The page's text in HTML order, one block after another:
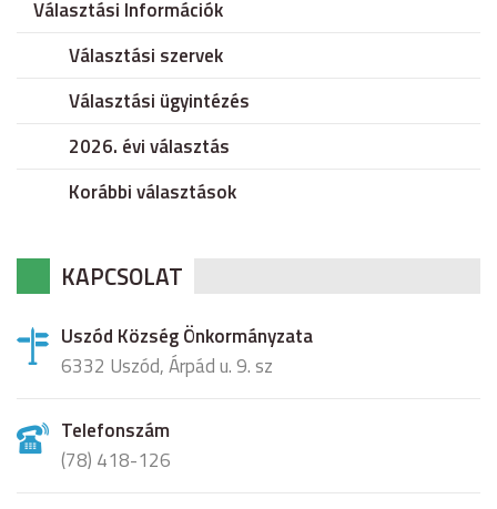
Választási Információk
Választási szervek
Választási ügyintézés
2026. évi választás
Korábbi választások
KAPCSOLAT
Uszód Község Önkormányzata
6332 Uszód, Árpád u. 9. sz
Telefonszám
(78) 418-126